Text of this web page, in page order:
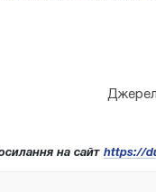
на сайт https://